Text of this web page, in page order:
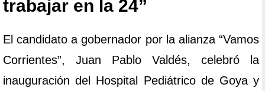
trabajar en la 24”
El candidato a gobernador por la alianza “Vamos
Corrientes”, Juan Pablo Valdés, celebró la
inauguración del Hospital Pediátrico de Goya y